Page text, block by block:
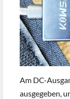
Am DC-
ausgegeben,